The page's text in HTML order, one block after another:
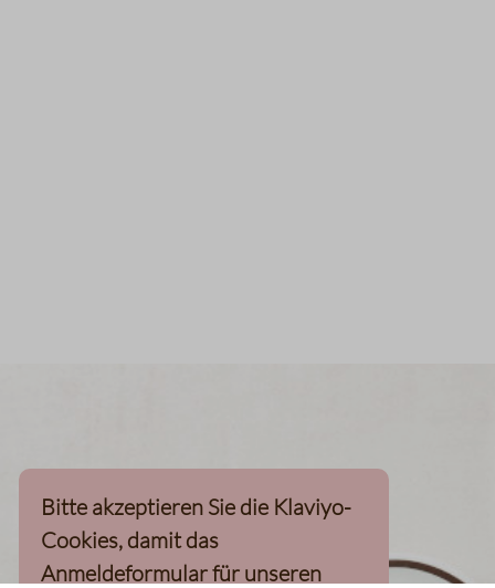
Bitte akzeptieren Sie die Klaviyo-
Cookies, damit das
Anmeldeformular für unseren